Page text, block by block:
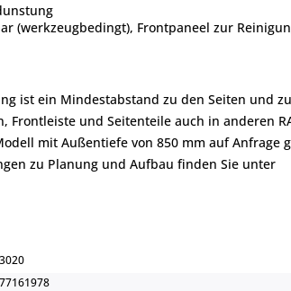
(werkzeugbedingt), Frontpaneel zur
ist ein Mindestabstand zu den Seiten und
und Seitenteile auch in anderen
mit Außentiefe von 850 mm auf Anfrage
zu Planung und Aufbau finden Sie unter